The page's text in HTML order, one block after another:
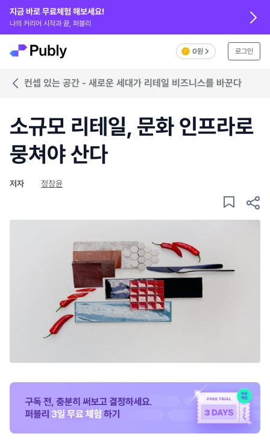
지금 바로 무료체험 해보세요!
나의 커리어 시작과 끝, 퍼블리
0원 로그인
컨셉 있는 공간 - 새로운 세대가 리테일 비즈니스를 바꾼다
소규모 리테일, 문화 인프라로
뭉쳐야 산다
저자 정창윤